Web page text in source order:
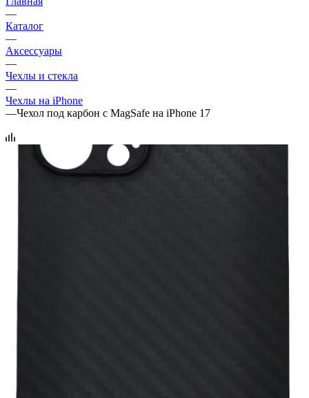
—
Каталог
—
Аксессуары
—
Чехлы и стекла
—
Чехлы на iPhone
—Чехол под карбон с MagSafe на iPhone 17